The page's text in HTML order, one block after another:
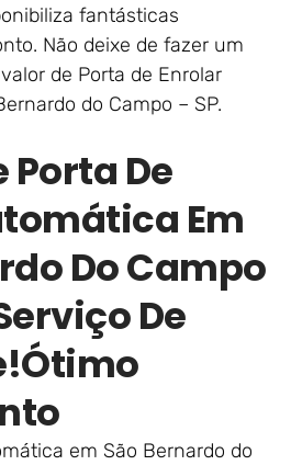
fantásticas
Não deixe de fazer um
de Porta de Enrolar
do Campo – SP.
Porta De
Em
Do Campo
De
em São Bernardo do